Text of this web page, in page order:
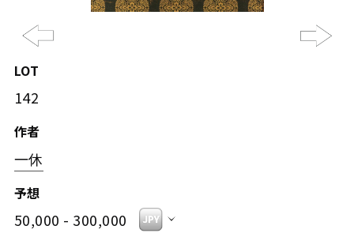
LOT
142
作者
一休
予想
50,000 - 300,000
Previous